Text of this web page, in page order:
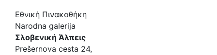
Εθνική Πινακοθήκη
Narodna galerija
Σλοβενική Άλπεις
Prešernova cesta 24,